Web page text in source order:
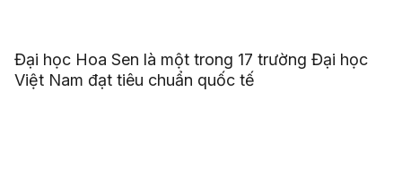
Đại học Hoa Sen là một trong 17 trường Đại học
Việt Nam đạt tiêu chuẩn quốc tế